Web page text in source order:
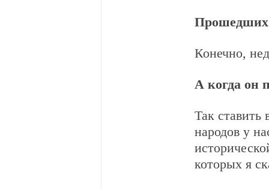
Прошедших
Конечно,
А когда он
Так ставить
народов у
которых я